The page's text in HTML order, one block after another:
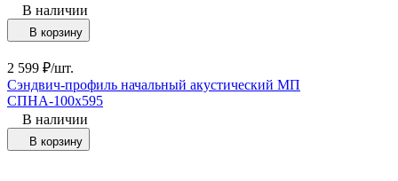
В наличии
В корзину
2 599 ₽/шт.
Сэндвич-профиль начальный акустический МП
СПНА-100х595
В наличии
В корзину